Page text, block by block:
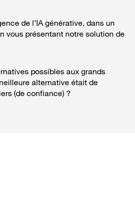
de l’IA générative, dans un
vous présentant notre solution de
possibles aux grands
alternative était de
(de confiance) ?